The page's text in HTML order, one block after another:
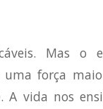
Mas o
força
A vida nos